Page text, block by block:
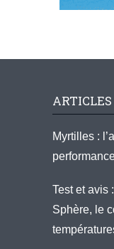
Myrtilles :
Test et avis
Sphère, le